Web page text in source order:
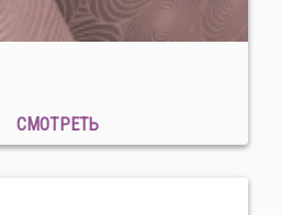
СМОТРЕТЬ